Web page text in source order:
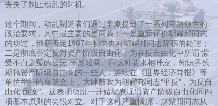
丧失了制止动乱的时机。
这个期间，动乱制造者们通过学潮提出了一系列带纲领性的
政治要求，其中最主要的是两条：一是重新评价胡耀邦同志
的功过，彻底否定1987年初中央对胡耀邦同志辞职的处理；
二是彻底否定反对资产阶级自由化，为在反自由化中所谓“蒙
受不白之冤的公民”平反昭雪。同这种要求相呼应，知识界长
期搞资产阶级自由化的一些人，连续在《世界经济导报》等
单位举行的座谈会上，大肆鼓吹为胡耀邦同志“平反”，为反自
由化“翻案”。这表明动乱一开始就表现出资产阶级自由化同四
项基本原则的尖锐对立。对于这种严重情况，赵紫阳同志从